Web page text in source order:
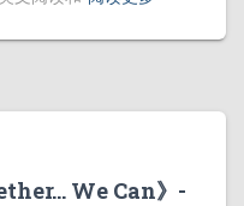
We Can》-